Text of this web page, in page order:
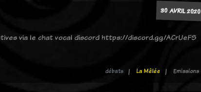
30 AVRIL 2020
via le chat vocal discord https://discord.gg/ACrUeFS
débats La Mêlée Emissions